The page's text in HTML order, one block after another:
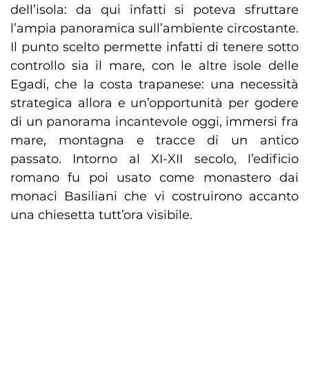
dell’isola: da qui infatti si poteva sfruttare
l’ampia panoramica sull’ambiente circostante.
Il punto scelto permette infatti di tenere sotto
controllo sia il mare, con le altre isole delle
Egadi, che la costa trapanese: una necessità
strategica allora e un’opportunità per godere
di un panorama incantevole oggi, immersi fra
mare, montagna e tracce di un antico
passato. Intorno al XI-XII secolo, l’edificio
romano fu poi usato come monastero dai
monaci Basiliani che vi costruirono accanto
una chiesetta tutt’ora visibile.